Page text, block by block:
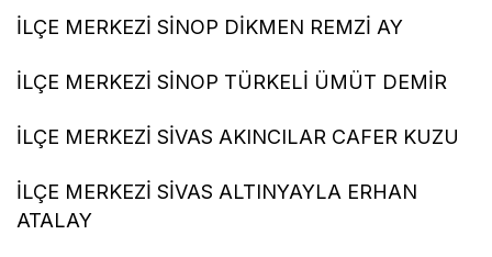
İLÇE MERKEZİ SİNOP DİKMEN REMZİ AY
İLÇE MERKEZİ SİNOP TÜRKELİ ÜMÜT DEMİR
İLÇE MERKEZİ SİVAS AKINCILAR CAFER KUZU
İLÇE MERKEZİ SİVAS ALTINYAYLA ERHAN
ATALAY